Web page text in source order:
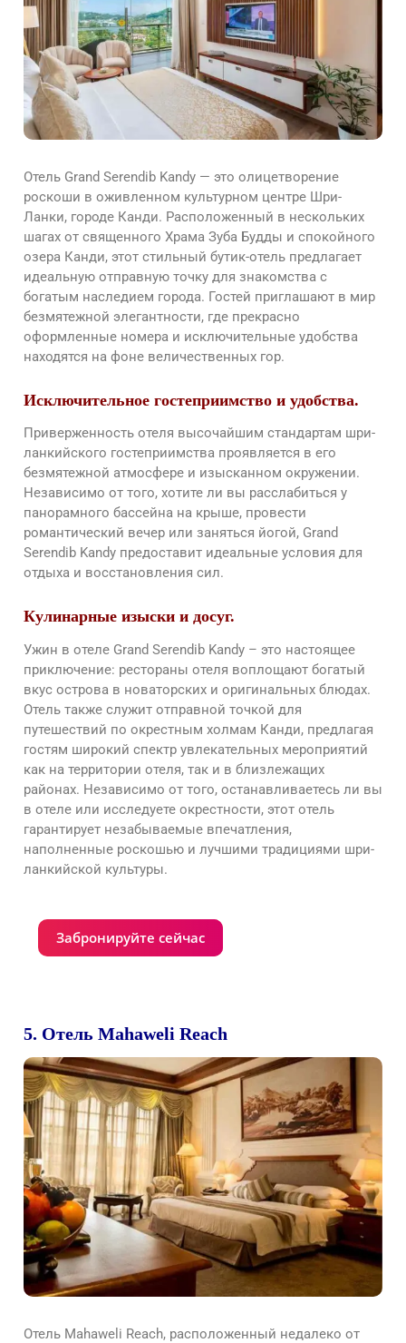
Отель Grand Serendib Kandy — это олицетворение
роскоши в оживленном культурном центре Шри-
Ланки, городе Канди. Расположенный в нескольких
шагах от священного Храма Зуба Будды и спокойного
озера Канди, этот стильный бутик-отель предлагает
идеальную отправную точку для знакомства с
богатым наследием города. Гостей приглашают в мир
безмятежной элегантности, где прекрасно
оформленные номера и исключительные удобства
находятся на фоне величественных гор.
Исключительное гостеприимство и удобства.
Приверженность отеля высочайшим стандартам шри-
ланкийского гостеприимства проявляется в его
безмятежной атмосфере и изысканном окружении.
Независимо от того, хотите ли вы расслабиться у
панорамного бассейна на крыше, провести
романтический вечер или заняться йогой, Grand
Serendib Kandy предоставит идеальные условия для
отдыха и восстановления сил.
Кулинарные изыски и досуг.
Ужин в отеле Grand Serendib Kandy – это настоящее
приключение: рестораны отеля воплощают богатый
вкус острова в новаторских и оригинальных блюдах.
Отель также служит отправной точкой для
путешествий по окрестным холмам Канди, предлагая
гостям широкий спектр увлекательных мероприятий
как на территории отеля, так и в близлежащих
районах. Независимо от того, останавливаетесь ли вы
в отеле или исследуете окрестности, этот отель
гарантирует незабываемые впечатления,
наполненные роскошью и лучшими традициями шри-
ланкийской культуры.
Забронируйте сейчас
5. Отель Mahaweli Reach
Отель Mahaweli Reach, расположенный недалеко от